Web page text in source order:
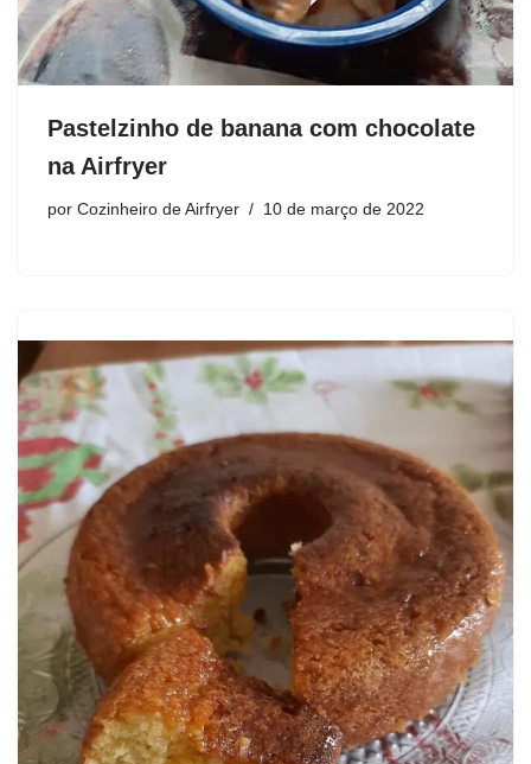
Pastelzinho de banana com chocolate
na Airfryer
por Cozinheiro de Airfryer 10 de março de 2022